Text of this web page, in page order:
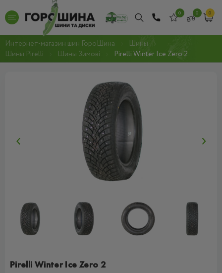
0 0 0
Интернет-магазин шин ГороШина
Шины
Шины Pirelli
Шины Зимові Pirelli Winter Ice Zero 2
Pirelli Winter Ice Zero 2